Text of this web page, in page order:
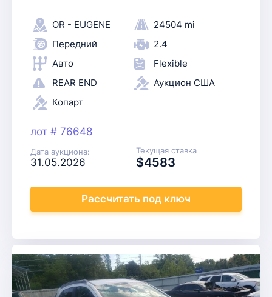
OR - EUGENE
24504 mi
Передний
2.4
Авто
Flexible
REAR END
Аукцион США
Копарт
лот # 76648
Дата аукциона:
31.05.2026
Текущая ставка
$4583
Рассчитать под ключ